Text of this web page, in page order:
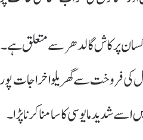
پرکاش گالدھر سے متعلق ہے۔
کی فروخت سے گھریلو اخراجات
شدید مایوسی کا سامنا کرنا پڑا۔